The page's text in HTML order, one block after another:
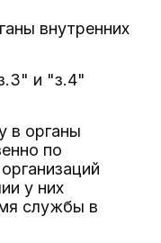
внутренних
и "з.4"
в органы
по
у них
службы в